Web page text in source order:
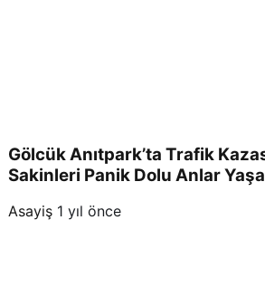
Gölcük Anıtpark’ta Trafik
Sakinleri Panik Dolu Anlar
Asayiş 1 yıl önce